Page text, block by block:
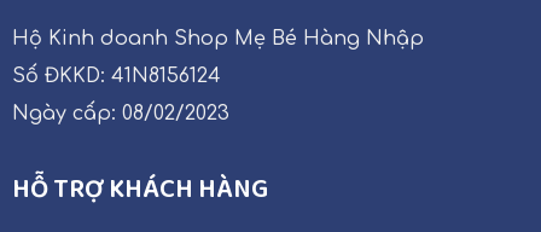
Hộ Kinh doanh Shop Mẹ Bé Hàng Nhập
Số ĐKKD: 41N8156124
Ngày cấp: 08/02/2023
HỖ TRỢ KHÁCH HÀNG